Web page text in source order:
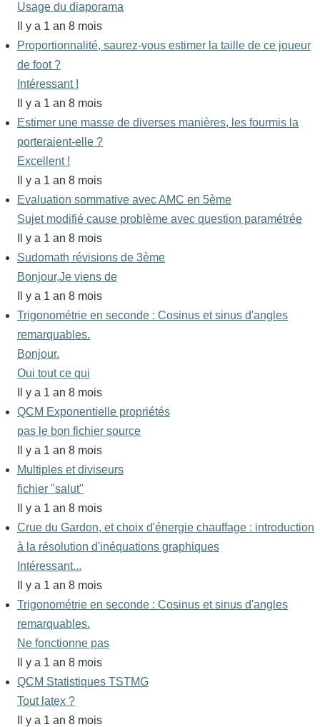
Usage du diaporama
Il y a 1 an 8 mois
Proportionnalité, saurez-vous estimer la taille de ce joueur
de foot ?
Intéressant !
Il y a 1 an 8 mois
Estimer une masse de diverses manières, les fourmis la
porteraient-elle ?
Excellent !
Il y a 1 an 8 mois
Evaluation sommative avec AMC en 5ème
Sujet modifié cause problème avec question paramétrée
Il y a 1 an 8 mois
Sudomath révisions de 3ème
Bonjour,Je viens de
Il y a 1 an 8 mois
Trigonométrie en seconde : Cosinus et sinus d'angles
remarquables.
Bonjour.
Oui tout ce qui
Il y a 1 an 8 mois
QCM Exponentielle propriétés
pas le bon fichier source
Il y a 1 an 8 mois
Multiples et diviseurs
fichier "salut"
Il y a 1 an 8 mois
Crue du Gardon, et choix d'énergie chauffage : introduction
à la résolution d'inéquations graphiques
Intéressant...
Il y a 1 an 8 mois
Trigonométrie en seconde : Cosinus et sinus d'angles
remarquables.
Ne fonctionne pas
Il y a 1 an 8 mois
QCM Statistiques TSTMG
Tout latex ?
Il y a 1 an 8 mois